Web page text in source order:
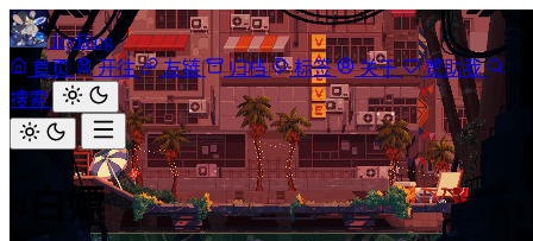
IcyBlog
首页
开往 友链 归档 标签 关于
赞助我
搜索
#白嫖